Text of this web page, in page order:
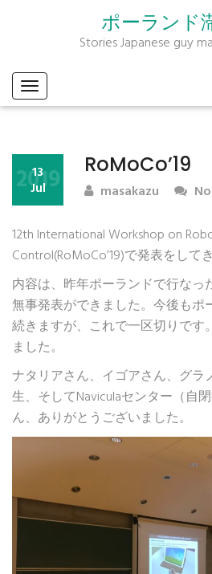
ポーランド
Stories Japanese guy
RoMoCo’19
13
Jul
2019 masakazu
12th International Workshop on
Control(RoMoCo’19)で発表をして
内容は、昨年ポーランドで行なっ
無事発表ができました。今後もポ
続きますが、これで一区切りです
ました。
ナタリアさん、イゴアさん、グラ
生、そしてNaviculaセンター（自
ん、ありがとうございました。